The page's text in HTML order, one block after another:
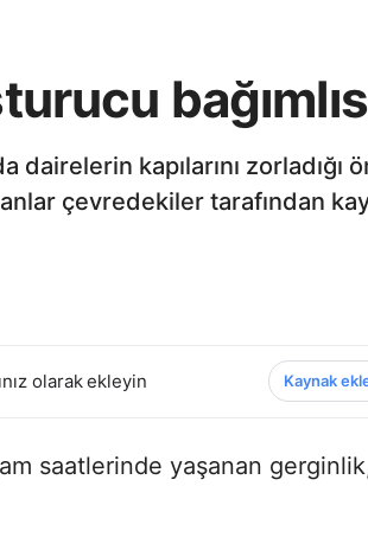
kapılarını zorladığı
çevredekiler tarafından
olarak ekleyin Kaynak
saatlerinde yaşanan